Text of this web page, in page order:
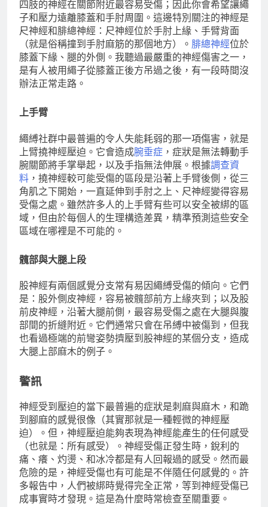
四肢的神經在關節附近最容易受傷；因此你會希望讓繩
子和壓力遠離膝蓋和手肘周圍。這邊特別關注的神經是
尺神經和腓總神經：尺神經位於手肘上緣、手臂背面
（就是俗稱撞到手肘麻筋的那個地方）。 腓總神經位於
膝蓋下緣、腿的外側。我聽過最嚴重的神經傷害之一，
是有人被用繩子從膝蓋正後方吊過之後，有一段時間沒
辦法正常走路。
上手臂
繩縛社群中最普遍的令人失能耗弱的那一項傷害，就是
上臂撓神經壓迫。它會造成腕垂症 ，症狀是無法轉動手
腕關節將手掌舉起，以及手指無法伸展。根據調查資
料 ，撓神經較可能受傷的區段是沿著上手臂後側，從三
角肌之下開始，一直延伸到手肘之上、尺神經變得容易
受傷之處。雖然許多人的上手臂有些可以安全被綁的區
域，但由於每個人的生理構造差異，精準預測這些安全
區域在哪裡是不可能的。
髖部與大腿上段
股神經有兩個感覺分支常有易因繩縛受傷的傾向。它們
是：股外側皮神經，容易被髖部前方上緣夾到；以及股
前皮神經，沿著大腿前側，最容易受傷之處在大腿與腹
部間的折縫附近。它們通常只會在吊縛中被傷到，但我
也看過極端的前彎姿勢擠壓到股神經的某個分支，造成
大腿上部麻木的例子。
警訊
神經受到壓迫的當下最普遍的症狀是刺麻與麻木，和跪
到腳麻的感覺很像（其實那就是一種輕微的神經壓
迫）。但，神經壓迫能夠表現為神經能產生的任何感受
（也就是：所有感受）。神經受傷正發生時，銳利的
痛、癢、灼燙、和冰冷都是有人回報過的感受。然而最
危險的是，神經受傷也有可能是不伴隨任何感覺的。許
多報告中，人們被綁時覺得完全正常，等到神經受傷已
成事實時才發現。這是為什麼時常檢查至關重要。